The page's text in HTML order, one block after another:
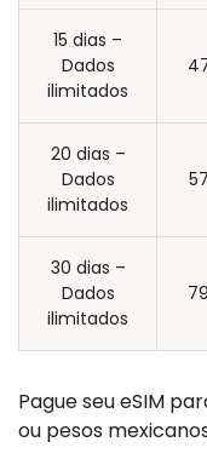
15 dias –
Dados
ilimitados
20 dias –
Dados
ilimitados
30 dias –
Dados
ilimitados
Pague seu eSIM
ou pesos